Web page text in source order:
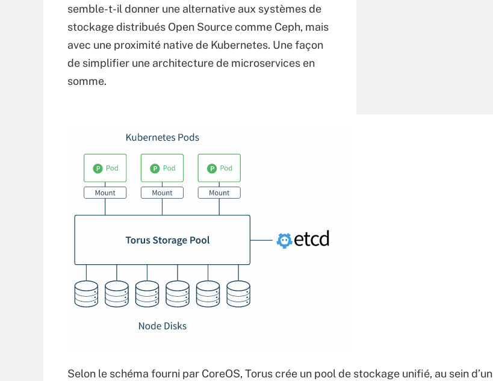
semble-t-il donner une alternative aux systèmes de
stockage distribués Open Source comme Ceph, mais
avec une proximité native de Kubernetes. Une façon
de simplifier une architecture de microservices en
somme.
Selon le schéma fourni par CoreOS, Torus crée un pool de stockage unifié, au sein d’un